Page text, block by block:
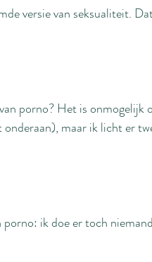
versie van seksualiteit.
porno? Het is onmogelijk
maar ik licht er
ik doe er toch